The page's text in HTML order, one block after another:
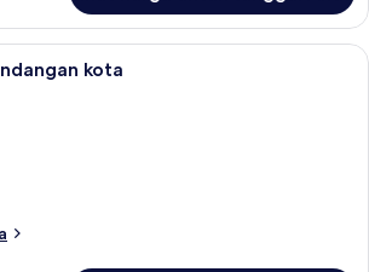
Studio Suite, pemandangan kota |
kota